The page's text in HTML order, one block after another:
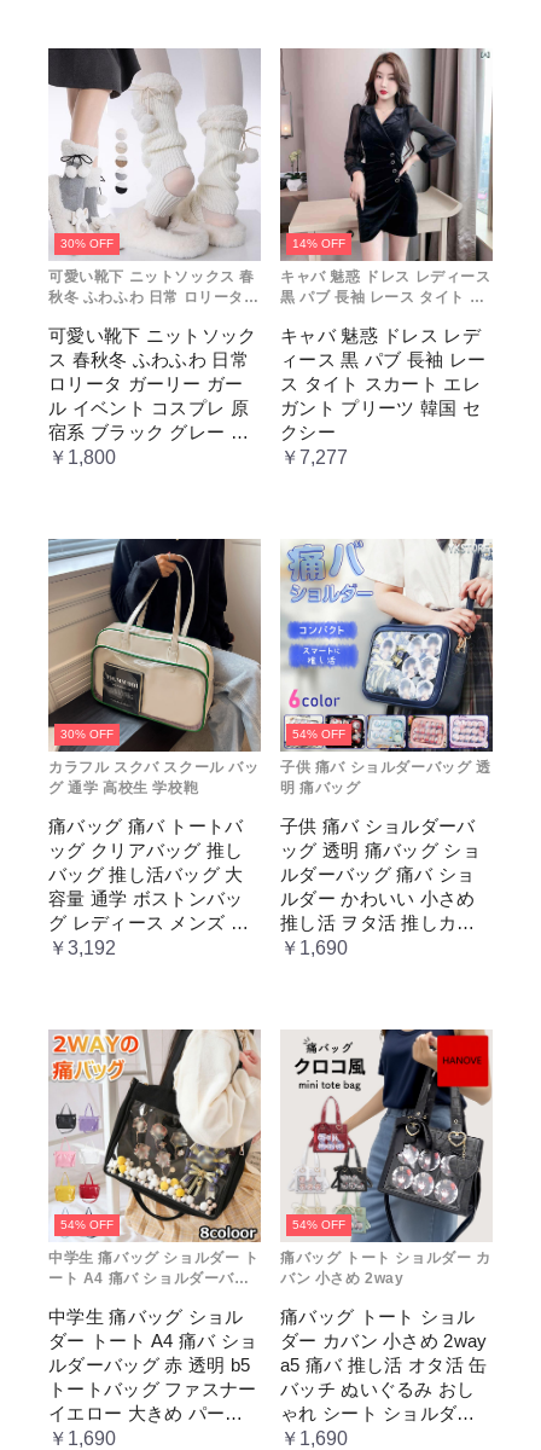
30% OFF
可愛い靴下 ニットソックス 春
秋冬 ふわふわ 日常 ロリータ
プレ 原宿系 ブラック グレー
ベージュ cm067t2t2x1 ホワ
イト
可愛い靴下 ニットソック
ス 春秋冬 ふわふわ 日常
ロリータ ガーリー ガー
ル イベント コスプレ 原
宿系 ブラック グレー ベ
ージュ cm067t2t2x1 ホワ
￥1,800
14% OFF
キャバ 魅惑 ドレス レディース
黒 パブ 長袖 レース タイト ス
国 セクシー
キャバ 魅惑 ドレス レデ
ィース 黒 パブ 長袖 レー
ス タイト スカート エレ
ガント プリーツ 韓国 セ
クシー
￥7,277
30% OFF
カラフル スクバ スクール バッ
グ 通学 高校生 学校鞄
痛バッグ 痛バ トートバ
ッグ クリアバッグ 推し
バッグ 推し活バッグ 大
容量 通学 ボストンバッ
グ レディース メンズ 男
女兼用 学生 スクール 透
￥3,192
54% OFF
子供 痛バ ショルダーバッグ 透
明 痛バッグ
子供 痛バ ショルダーバ
ッグ 透明 痛バッグ ショ
ルダーバッグ 痛バ ショ
ルダー かわいい 小さめ
推し活 ヲタ活 推しカラ
ー 推し色 肩掛け レディ
￥1,690
54% OFF
中学生 痛バッグ ショルダー ト
ート A4 痛バ ショルダーバッ
中学生 痛バッグ ショル
ダー トート A4 痛バ ショ
ルダーバッグ 赤 透明 b5
トートバッグ ファスナー
イエロー 大きめ パープ
ル 水色 いたばっく 痛バ
￥1,690
54% OFF
痛バッグ トート ショルダー カ
バン 小さめ 2way
痛バッグ トート ショル
ダー カバン 小さめ 2way
a5 痛バ 推し活 オタ活 缶
バッチ ぬいぐるみ おし
ゃれ シート ショルダー
バッグ 透明 ポケット ク
￥1,690